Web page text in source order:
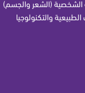
الشخصية (الشعر والجسم)
والتكنولوجيا